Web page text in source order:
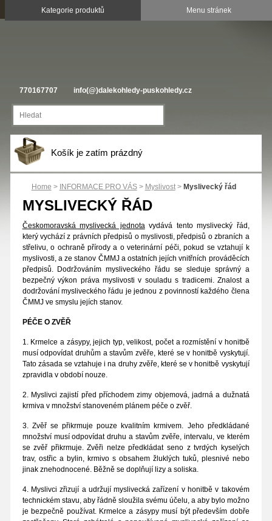
770167707 info(@)dalekohledy-puskohledy.cz
Košík je zatím prázdný
Home > INFORMACE PRO VÁS > Myslivost > Myslivecký řád
MYSLIVECKÝ ŘÁD
Českomoravská myslivecká jednotavydává tento myslivecký řád,
který vychází z právních předpisů o myslivosti, předpisů o zbraních a
střelivu, o ochraně přírody a o veterinární péči, pokud se vztahují k
myslivosti, a ze stanov ČMMJ a ostatních jejích vnitřních prováděcích
předpisů. Dodržováním mysliveckého řádu se sleduje správný a
bezpečný výkon práva myslivosti v souladu s tradicemi. Znalost a
dodržování mysliveckého řádu je jednou z povinností každého člena
ČMMJ ve smyslu jejích stanov.
PÉČE O ZVĚŘ
1. Krmelce a zásypy, jejich typ, velikost, počet a rozmístění v honitbě
musí odpovídat druhům a stavům zvěře, které se v honitbě vyskytují.
Tato zásada se vztahuje i na druhy zvěře, které se v honitbě vyskytují
zpravidla v období nouze.
2. Myslivci zajistí před příchodem zimy objemová, jadrná a dužnatá
krmiva v množství stanoveném plánem péče o zvěř.
3. Zvěř se přikrmuje pouze kvalitním krmivem. Jeho předkládané
množství musí odpovídat druhu a stavům zvěře, intervalu, ve kterém
se zvěř přikrmuje. Zvěři nelze předkládat seno z tvrdých kyselých
trav, ostřic a bylin, krmivo s obsahem žluklých tuků, plesnivé nebo
jinak znehodnocené. Běžně se doplňují lizy a soliska.
4. Myslivci zřizují a udržují myslivecká zařízení v honitbě v takovém
technickém stavu, aby řádně sloužila svému účelu, a aby bylo možno
je bezpečně používat. Krmelce a zásypy musí být především dobře